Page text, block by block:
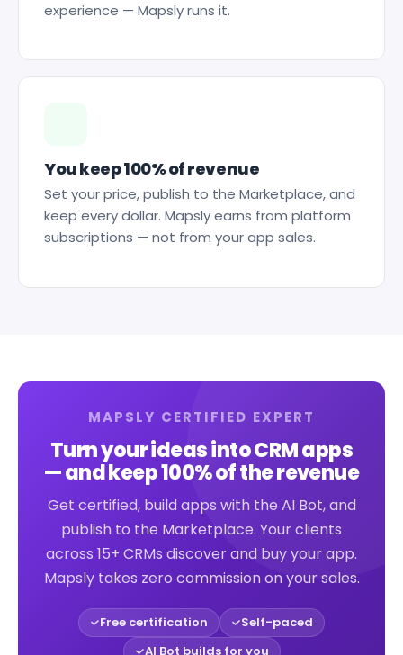
experience — Mapsly runs it.
You keep 100% of revenue
Set your price, publish to the Marketplace, and
keep every dollar. Mapsly earns from platform
subscriptions — not from your app sales.
MAPSLY CERTIFIED EXPERT
Turn your ideas into CRM apps
— and keep 100% of the revenue
Get certified, build apps with the AI Bot, and
publish to the Marketplace. Your clients
across 15+ CRMs discover and buy your app.
Mapsly takes zero commission on your sales.
Free certification
Self-paced
AI Bot builds for you